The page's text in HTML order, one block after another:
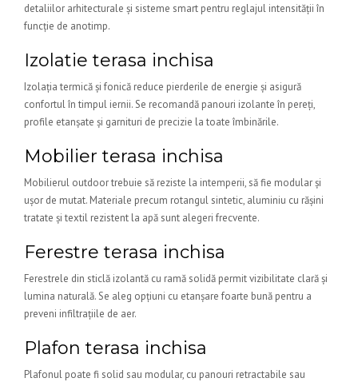
detaliilor arhitecturale și sisteme smart pentru reglajul intensității în
funcție de anotimp.
Izolatie terasa inchisa
Izolația termică și fonică reduce pierderile de energie și asigură
confortul în timpul iernii. Se recomandă panouri izolante în pereți,
profile etanșate și garnituri de precizie la toate îmbinările.
Mobilier terasa inchisa
Mobilierul outdoor trebuie să reziste la intemperii, să fie modular și
ușor de mutat. Materiale precum rotangul sintetic, aluminiu cu rășini
tratate și textil rezistent la apă sunt alegeri frecvente.
Ferestre terasa inchisa
Ferestrele din sticlă izolantă cu ramă solidă permit vizibilitate clară și
lumina naturală. Se aleg opțiuni cu etanșare foarte bună pentru a
preveni infiltrațiile de aer.
Plafon terasa inchisa
Plafonul poate fi solid sau modular, cu panouri retractabile sau